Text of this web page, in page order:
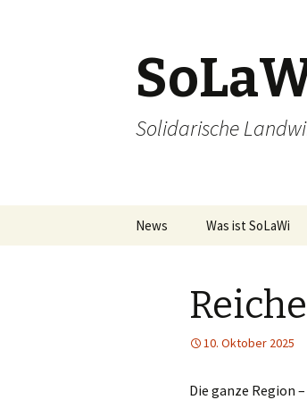
Solidarische
News Was ist SoLaWi
SoLaWi in den
10. Oktober 2025
Die ganze Region